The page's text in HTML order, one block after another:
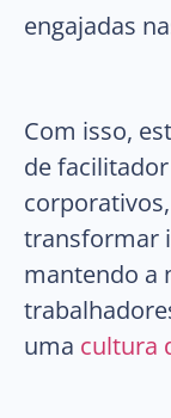
engajadas
Com isso,
de
transformar
mantendo a
uma cultura